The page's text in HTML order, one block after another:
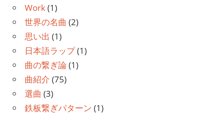
Work(1)
世界の名曲 (2)
思い出 (1)
日本語ラップ(1)
曲の繋ぎ論 (1)
曲紹介 (75)
選曲 (3)
鉄板繋ぎパターン (1)